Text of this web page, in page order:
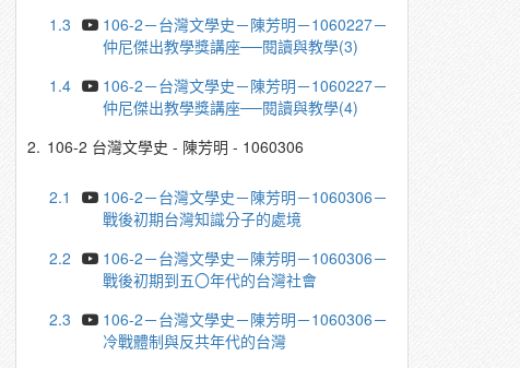
1.3
106-2－台灣文學史－陳芳明－1060227－
仲尼傑出教學獎講座──閱讀與教學(3)
1.4
106-2－台灣文學史－陳芳明－1060227－
仲尼傑出教學獎講座──閱讀與教學(4)
2. 106-2 台灣文學史 - 陳芳明 - 1060306
2.1
106-2－台灣文學史－陳芳明－1060306－
戰後初期台灣知識分子的處境
2.2
106-2－台灣文學史－陳芳明－1060306－
戰後初期到五〇年代的台灣社會
2.3
106-2－台灣文學史－陳芳明－1060306－
冷戰體制與反共年代的台灣